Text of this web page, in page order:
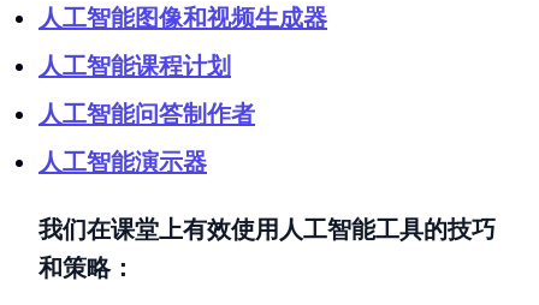
人工智能图像和视频生成器
人工智能课程计划
人工智能问答制作者
人工智能演示器
我们在课堂上有效使用人工智能工具的技巧
和策略：